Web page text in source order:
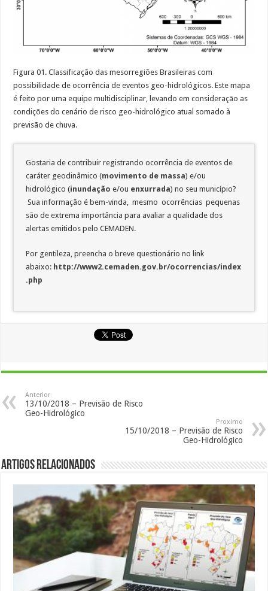
Figura 01. Classificação das mesorregiões Brasileiras com
possibilidade de ocorrência de eventos geo-hidrológicos. Este mapa
é feito por uma equipe multidisciplinar, levando em consideração as
condições do cenário de risco geo-hidrológico atual somado à
previsão de chuva.
Gostaria de contribuir registrando ocorrência de eventos de
caráter geodinâmico (movimento de massa) e/ou
hidrológico (inundaçãoe/ou enxurrada) no seu município?
Sua informação é bem-vinda, mesmo ocorrências pequenas
são de extrema importância para avaliar a qualidade dos
alertas emitidos pelo CEMADEN.
Por gentileza, preencha o breve questionário no link
abaixo: http://www2.cemaden.gov.br/ocorrencias/index
.php
Anterior
13/10/2018 – Previsão de Risco
Geo-Hidrológico
Proximo
15/10/2018 – Previsão de Risco
Geo-Hidrológico
Artigos Relacionados